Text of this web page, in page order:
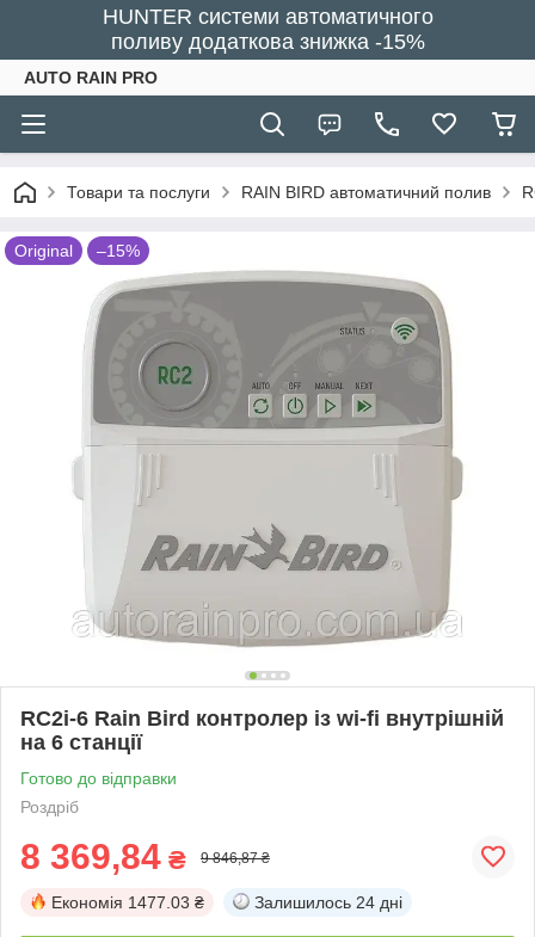
HUNTER системи автоматичного
поливу додаткова знижка -15%
AUTO RAIN PRO
Товари та послуги RAIN BIRD автоматичний полив
Original –15%
RC2i-6 Rain Bird контролер із wi-fi внутрішній
на 6 станції
Готово до відправки
Роздріб
8 369,84 ₴ 9 846,87 ₴
Економія 1477.03 ₴ Залишилось 24 дні